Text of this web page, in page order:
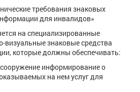
требования знаковых
для инвалидов»
на специализированные
визуальные знаковые средства
которые должны обеспечивать:
информирование о
на нем услуг для